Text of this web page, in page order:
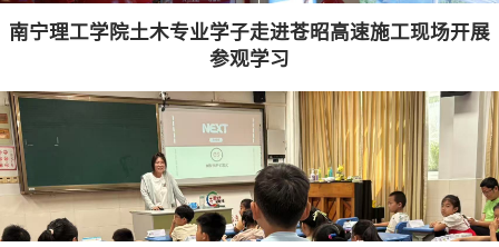
南宁理工学院土木专业学子走进苍昭高速施工现场开展
参观学习